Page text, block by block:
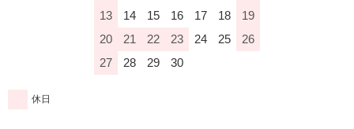
13
14 15 16 17 18
19
20
21 22 23 24 25
26
27
28 29 30
休日